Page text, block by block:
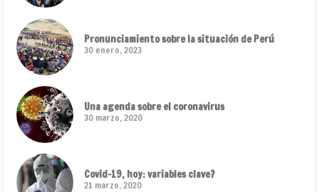
Pronunciamiento sobre la situación de Perú
30 enero, 2023
Una agenda sobre el coronavirus
30 marzo, 2020
Covid-19, hoy: variables clave?
21 marzo, 2020